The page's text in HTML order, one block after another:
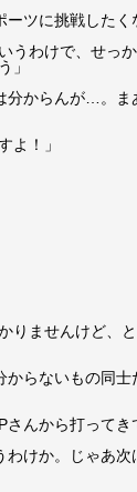
ツに挑戦したく
うわけで、せっ
」
分からんが…。ま
よ！」
りませんけど、
らないもの同士
んから打ってき
けか。じゃあ次